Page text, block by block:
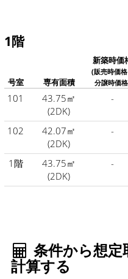
1階
号室 専有面積
新築時価
(販売時価格
分譲時価
101
43.75㎡
(2DK)
-
102
42.07㎡
(2DK)
-
1階
43.75㎡
(2DK)
-
条件から想定
計算する